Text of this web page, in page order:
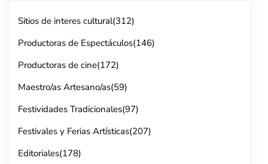
Sitios de interes cultural(312)
Productoras de Espectáculos(146)
Productoras de cine(172)
Maestro/as Artesano/as(59)
Festividades Tradicionales(97)
Festivales y Ferias Artísticas(207)
Editoriales(178)